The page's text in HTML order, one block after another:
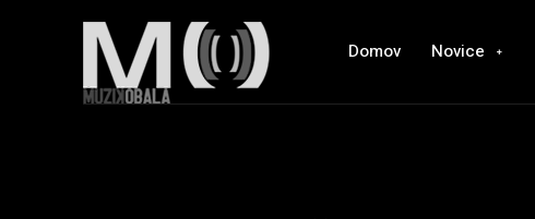
Domov Novice